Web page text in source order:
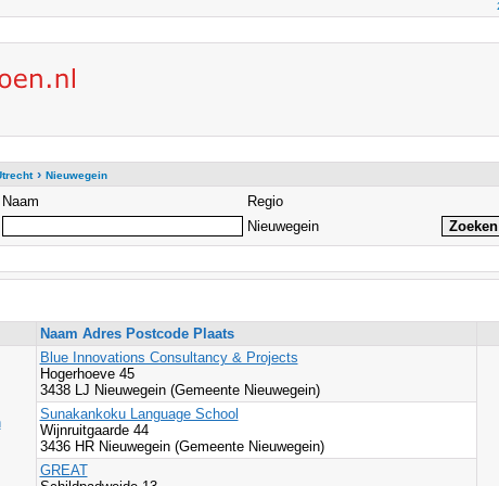
› Nieuwegein
Naam
Regio
Nieuwegein
Naam Adres Postcode Plaats
Blue Innovations Consultancy & Projects
Hogerhoeve 45
3438 LJ Nieuwegein (Gemeente Nieuwegein)
Sunakankoku Language School
Wijnruitgaarde 44
3436 HR Nieuwegein (Gemeente Nieuwegein)
GREAT